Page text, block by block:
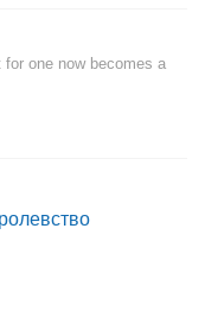
one now becomes a